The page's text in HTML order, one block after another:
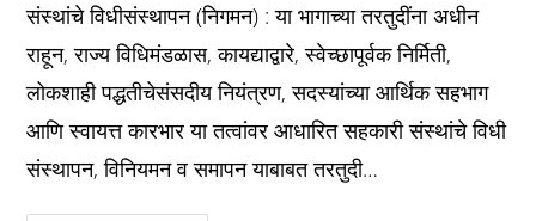
संस्थांचे विधीसंस्थापन (निगमन) : या भागाच्या तरतुदींना अधीन
राहून, राज्य विधिमंडळास, कायद्याद्वारे, स्वेच्छापूर्वक निर्मिती,
लोकशाही पद्धतीचेसंसदीय नियंत्रण, सदस्यांच्या आर्थिक सहभाग
आणि स्वायत्त कारभार या तत्वांवर आधारित सहकारी संस्थांचे विधी
संस्थापन, विनियमन व समापन याबाबत तरतुदी…